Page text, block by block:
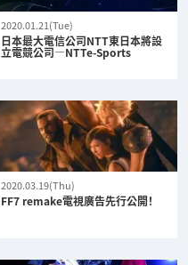
2020.01.21(Tue)
日本最大電信公司NTT東日本將設
立電競公司—NTTe-Sports
2020.03.19(Thu)
FF7 remake電視廣告先行公開！